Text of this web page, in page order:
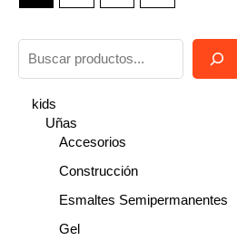
u
kids
Uñas
Accesorios
Construcción
Esmaltes Semipermanentes
Gel